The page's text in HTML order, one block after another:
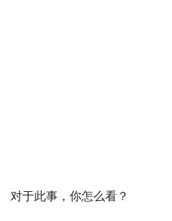
对于此事，你怎么看？